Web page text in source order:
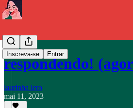
Inscreva-se Entrar
respondendo!
laurinha lero
mai 11, 2023